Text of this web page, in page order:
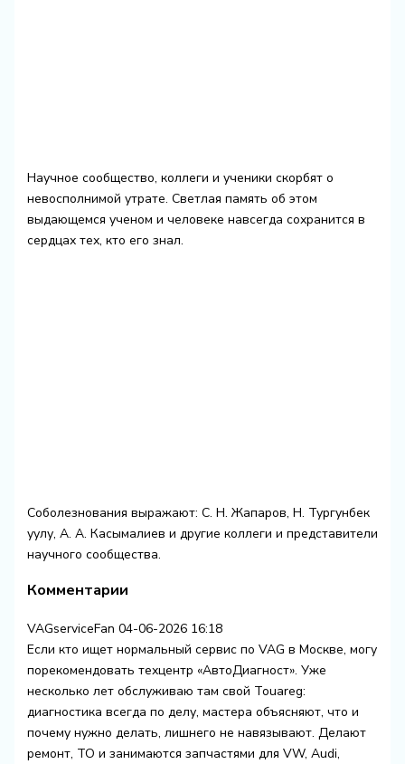
Научное сообщество, коллеги и ученики скорбят о
невосполнимой утрате. Светлая память об этом
выдающемся ученом и человеке навсегда сохранится в
сердцах тех, кто его знал.
Соболезнования выражают: С. Н. Жапаров, Н. Тургунбек
уулу, А. А. Касымалиев и другие коллеги и представители
научного сообщества.
Комментарии
VAGserviceFan 04-06-2026 16:18
Если кто ищет нормальный сервис по VAG в Москве, могу
порекомендовать техцентр «АвтоДиагност». Уже
несколько лет обслуживаю там свой Touareg:
диагностика всегда по делу, мастера объясняют, что и
почему нужно делать, лишнего не навязывают. Делают
ремонт, ТО и занимаются запчастями для VW, Audi,